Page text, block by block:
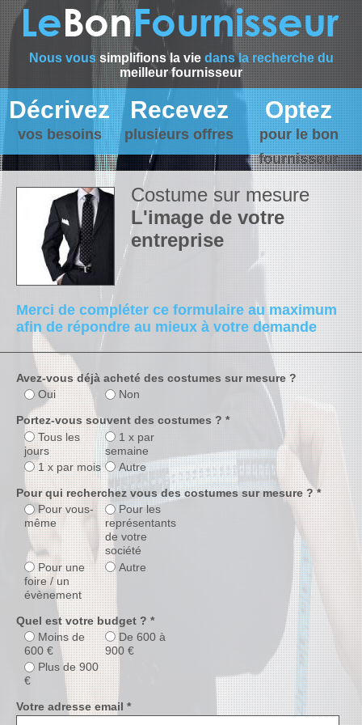
Nous voussimplifions la viedans la recherche du
meilleur fournisseur
Décrivez
vos besoins
Recevez
plusieurs offres
Optez
pour le bon
fournisseur
Costume sur mesure
L'image de votre
entreprise
Merci de compléter ce formulaire au maximum
afin de répondre au mieux à votre demande
Avez-vous déjà acheté des costumes sur mesure ?
Oui
Non
Portez-vous souvent des costumes ? *
Tous les
jours
1 x par
semaine
1 x par mois
Autre
Pour qui recherchez vous des costumes sur mesure ? *
Pour vous-
même
Pour les
représentants
de votre
société
Pour une
foire / un
évènement
Autre
Quel est votre budget ? *
Moins de
600 €
De 600 à
900 €
Plus de 900
€
Votre adresse email *